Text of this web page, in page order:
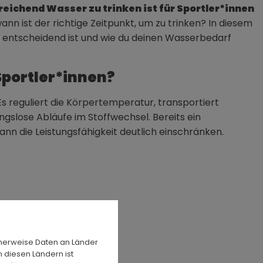
Wasser zu trinken ist für Sportler*innen
ist der richtige Zeitpunkt, um zu trinken? In diesem
ist und wie du deinen Wasserbedarf
reguliert die Körpertemperatur, transportiert
Abläufe im Stoffwechsel. Bereits ein
die Leistungsfähigkeit deutlich einschränken.
Daten an Länder
diesen Ländern ist